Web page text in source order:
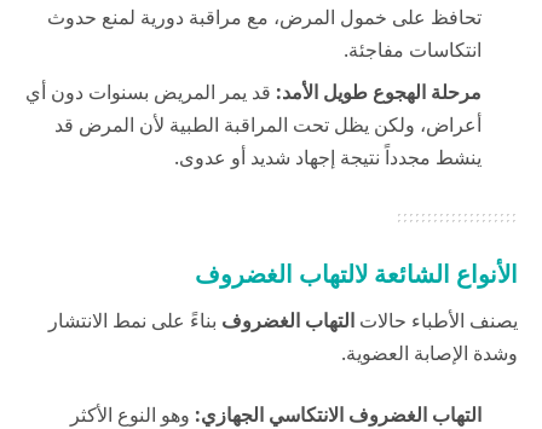
تحافظ على خمول المرض، مع مراقبة دورية لمنع حدوث
انتكاسات مفاجئة.
مرحلة الهجوع طويل الأمد: قد يمر المريض بسنوات دون أي
أعراض، ولكن يظل تحت المراقبة الطبية لأن المرض قد
ينشط مجدداً نتيجة إجهاد شديد أو عدوى.
الأنواع الشائعة لالتهاب الغضروف
يصنف الأطباء حالات التهاب الغضروف بناءً على نمط الانتشار
وشدة الإصابة العضوية.
التهاب الغضروف الانتكاسي الجهازي: وهو النوع الأكثر